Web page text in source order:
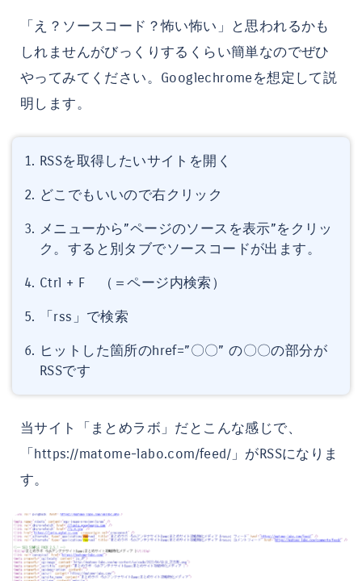
「え？ソースコード？怖い怖い」と思われるかも
しれませんがびっくりするくらい簡単なのでぜひ
やってみてください。Googlechromeを想定して説
明します。
RSSを取得したいサイトを開く
どこでもいいので右クリック
メニューから”ページのソースを表示”をクリッ
ク。すると別タブでソースコードが出ます。
Ctrl + F （＝ページ内検索）
「rss」で検索
ヒットした箇所のhref=”〇〇” の〇〇の部分が
RSSです
当サイト「まとめラボ」だとこんな感じで、
「https://matome-labo.com/feed/」がRSSになりま
す。